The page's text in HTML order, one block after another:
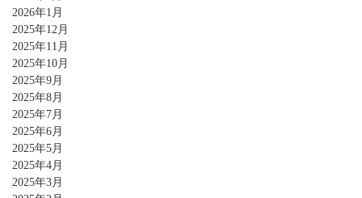
2026年1月
2025年12月
2025年11月
2025年10月
2025年9月
2025年8月
2025年7月
2025年6月
2025年5月
2025年4月
2025年3月